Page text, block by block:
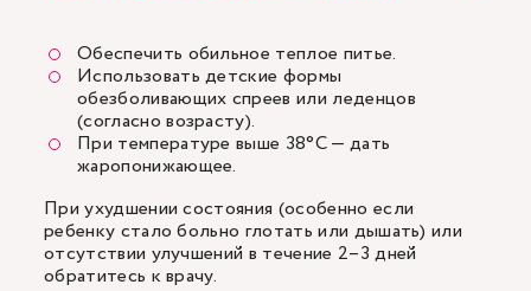
Обеспечить обильное теплое питье.
Использовать детские формы
обезболивающих спреев или леденцов
(согласно возрасту).
При температуре выше 38°C — дать
жаропонижающее.
При ухудшении состояния (особенно если
ребенку стало больно глотать или дышать) или
отсутствии улучшений в течение 2–3 дней
обратитесь к врачу.